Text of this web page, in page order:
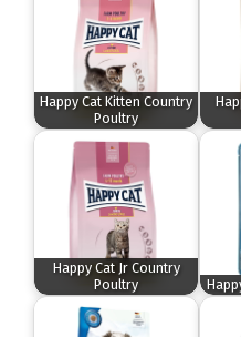
Happy Cat Kitten Country
Poultry
Happy Cat Jr Country
Poultry